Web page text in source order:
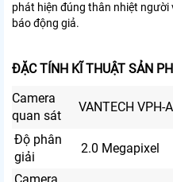
phát hiện đúng thân nhiệt
báo động giả.
ĐẶC TÍNH KĨ THUẬT SẢN
Camera
quan sát
VANTECH VPH-
Độ phân
giải
2.0 Megapixel